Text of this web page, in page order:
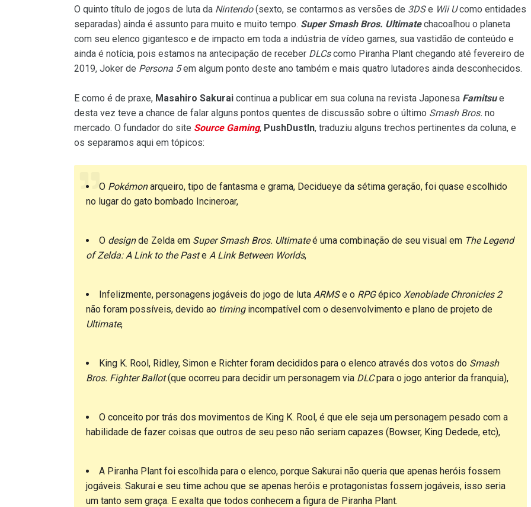
O quinto título de jogos de luta da Nintendo(sexto, se contarmos as versões de 3DSe Wii Ucomo entidades
separadas) ainda é assunto para muito e muito tempo. Super Smash Bros. Ultimatechacoalhou o planeta
com seu elenco gigantesco e de impacto em toda a indústria de vídeo games, sua vastidão de conteúdo e
ainda é notícia, pois estamos na antecipação de receber DLCscomo Piranha Plant chegando até fevereiro de
2019, Joker de Persona 5em algum ponto deste ano também e mais quatro lutadores ainda desconhecidos.
E como é de praxe, Masahiro Sakurai continua a publicar em sua coluna na revista Japonesa Famitsue
desta vez teve a chance de falar alguns pontos quentes de discussão sobre o último Smash Bros. no
mercado. O fundador do site Source Gaming, PushDustIn, traduziu alguns trechos pertinentes da coluna, e
os separamos aqui em tópicos:
O Pokémonarqueiro, tipo de fantasma e grama, Decidueye da sétima geração, foi quase escolhido
no lugar do gato bombado Incineroar,
O designde Zelda em Super Smash Bros. Ultimateé uma combinação de seu visual em The Legend
of Zelda: A Link to the Paste A Link Between Worlds,
Infelizmente, personagens jogáveis do jogo de luta ARMSe o RPGépico Xenoblade Chronicles 2
não foram possíveis, devido ao timingincompatível com o desenvolvimento e plano de projeto de
Ultimate,
King K. Rool, Ridley, Simon e Richter foram decididos para o elenco através dos votos do Smash
Bros. Fighter Ballot(que ocorreu para decidir um personagem via DLCpara o jogo anterior da franquia),
O conceito por trás dos movimentos de King K. Rool, é que ele seja um personagem pesado com a
habilidade de fazer coisas que outros de seu peso não seriam capazes (Bowser, King Dedede, etc),
A Piranha Plant foi escolhida para o elenco, porque Sakurai não queria que apenas heróis fossem
jogáveis. Sakurai e seu time achou que se apenas heróis e protagonistas fossem jogáveis, isso seria
um tanto sem graça. E exalta que todos conhecem a figura de Piranha Plant.